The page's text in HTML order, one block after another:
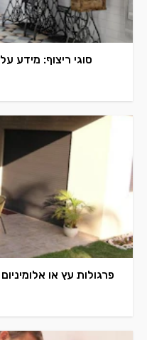
סוגי ריצוף: מידע
פרגולות עץ או